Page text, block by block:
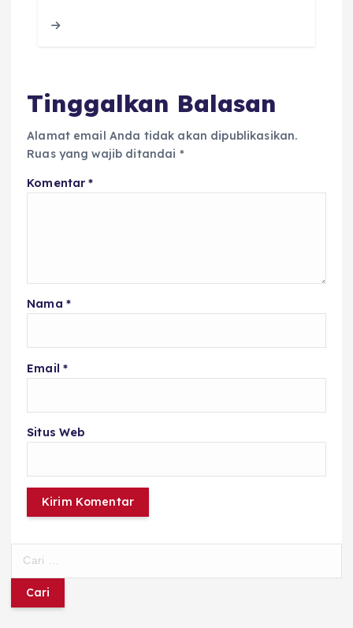
Tinggalkan Balasan
Alamat email Anda tidak akan dipublikasikan.
Ruas yang wajib ditandai *
Komentar*
Nama *
Email *
Situs Web
i